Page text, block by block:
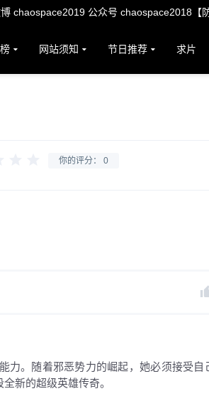
chaospace2019 公众号 chaospace2018【
网站须知 节日推荐 求片
你的评分： 0
力。随着邪恶势力的崛起，她必须接受自
新的超级英雄传奇。